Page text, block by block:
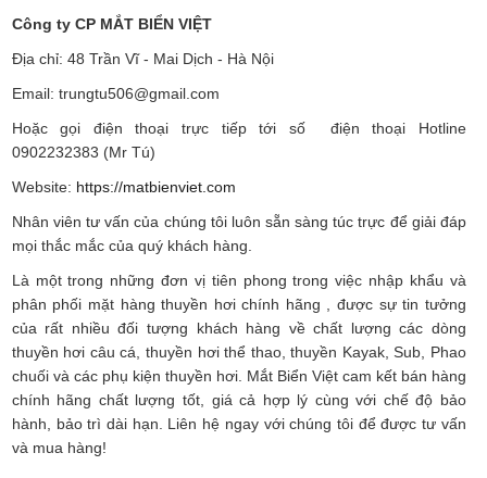
Công ty CP MẮT BIỂN VIỆT
Địa chỉ: 48 Trần Vĩ - Mai Dịch - Hà Nội
Email: trungtu506@gmail.com
Hoặc gọi điện thoại trực tiếp tới số điện thoại Hotline
0902232383 (Mr Tú)
Website: https://matbienviet.com
Nhân viên tư vấn của chúng tôi luôn sẵn sàng túc trực để giải đáp
mọi thắc mắc của quý khách hàng.
Là một trong những đơn vị tiên phong trong việc nhập khẩu và
phân phối mặt hàng thuyền hơi chính hãng , được sự tin tưởng
của rất nhiều đối tượng khách hàng về chất lượng các dòng
thuyền hơi câu cá, thuyền hơi thể thao, thuyền Kayak, Sub, Phao
chuối và các phụ kiện thuyền hơi. Mắt Biển Việt cam kết bán hàng
chính hãng chất lượng tốt, giá cả hợp lý cùng với chế độ bảo
hành, bảo trì dài hạn. Liên hệ ngay với chúng tôi để được tư vấn
và mua hàng!